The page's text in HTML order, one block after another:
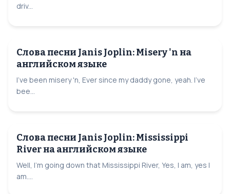
driv...
Слова песни Janis Joplin: Misery 'n на
английском языке
I've been misery 'n, Ever since my daddy gone, yeah. I've
bee...
Слова песни Janis Joplin: Mississippi
River на английском языке
Well, I'm going down that Mississippi River, Yes, I am, yes I
am....